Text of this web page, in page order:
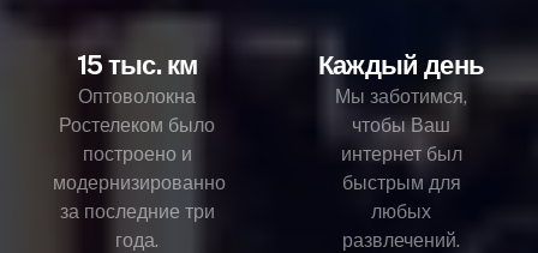
15 тыс. км
Оптоволокна
Ростелеком было
построено и
модернизированно
за последние три
года.
Каждый день
Мы заботимся,
чтобы Ваш
интернет был
быстрым для
любых
развлечений.